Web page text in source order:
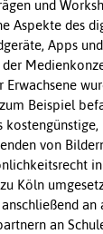
und
Aspekte des
Apps
Beispiel
von
Köln
an
an